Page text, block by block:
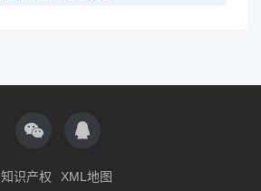
知识产权 XML地图